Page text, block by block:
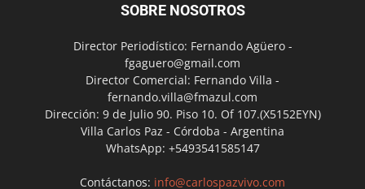
SOBRE NOSOTROS
Director Periodístico: Fernando Agüero -
fgaguero@gmail.com
Director Comercial: Fernando Villa -
fernando.villa@fmazul.com
Dirección: 9 de Julio 90. Piso 10. Of 107.(X5152EYN)
Villa Carlos Paz - Córdoba - Argentina
WhatsApp: +5493541585147
Contáctanos: info@carlospazvivo.com